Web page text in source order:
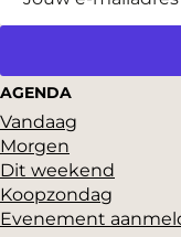
r
m
v
e
r
v
AGENDA
Vandaag
Morgen
Dit weekend
Koopzondag
Evenement